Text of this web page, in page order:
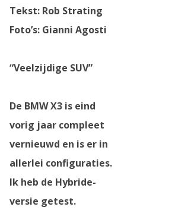
Tekst: Rob Strating
Foto’s: Gianni Agosti
“Veelzijdige SUV”
De BMW X3 is eind
vorig jaar compleet
vernieuwd en is er in
allerlei configuraties.
Ik heb de Hybride-
versie getest.